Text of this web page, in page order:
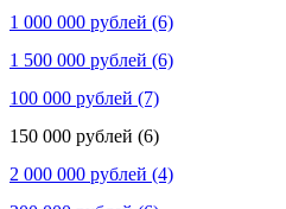
1 000 000 рублей (6)
1 500 000 рублей (6)
100 000 рублей (7)
150 000 рублей (6)
2 000 000 рублей (4)